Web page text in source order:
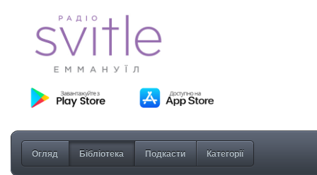
Огляд Бібліотека Подкасти Категорії